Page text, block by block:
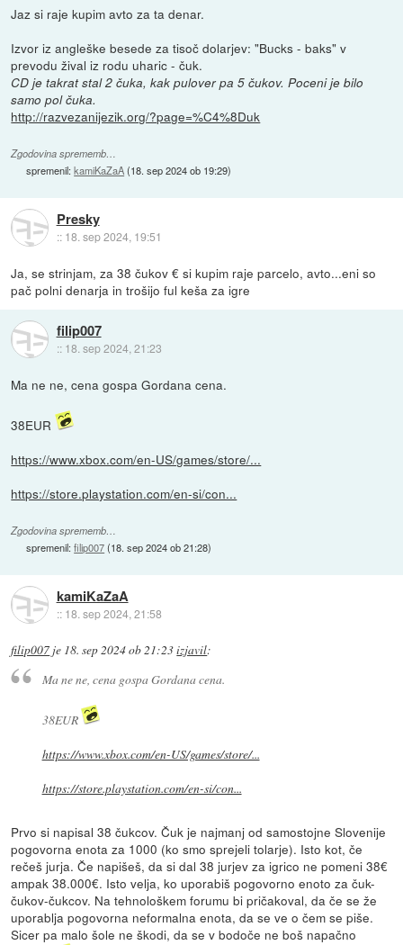
Jaz si raje kupim avto za ta denar.
Izvor iz angleške besede za tisoč dolarjev: "Bucks - baks" v
prevodu žival iz rodu uharic - čuk.
CD je takrat stal 2 čuka, kak pulover pa 5 čukov. Poceni je bilo
samo pol čuka.
http://razvezanijezik.org/?page=%C4%8Duk
Zgodovina sprememb…
spremenil:kamiKaZaA(18. sep 2024 ob 19:29)
Presky
:: 18. sep 2024, 19:51
Ja, se strinjam, za 38 čukov € si kupim raje parcelo, avto...eni so
pač polni denarja in trošijo ful keša za igre
filip007
:: 18. sep 2024, 21:23
Ma ne ne, cena gospa Gordana cena.
38EUR
https://www.xbox.com/en-US/games/store/...
https://store.playstation.com/en-si/con...
Zgodovina sprememb…
spremenil:filip007(18. sep 2024 ob 21:28)
kamiKaZaA
:: 18. sep 2024, 21:58
filip007 je 18. sep 2024 ob 21:23izjavil:
Ma ne ne, cena gospa Gordana cena.
38EUR
https://www.xbox.com/en-US/games/store/...
https://store.playstation.com/en-si/con...
Prvo si napisal 38 čukcov. Čuk je najmanj od samostojne Slovenije
pogovorna enota za 1000 (ko smo sprejeli tolarje). Isto kot, če
rečeš jurja. Če napišeš, da si dal 38 jurjev za igrico ne pomeni 38€
ampak 38.000€. Isto velja, ko uporabiš pogovorno enoto za čuk-
čukov-čukcov. Na tehnološkem forumu bi pričakoval, da če se že
uporablja pogovorna neformalna enota, da se ve o čem se piše.
Sicer pa malo šole ne škodi, da se v bodoče ne boš napačno